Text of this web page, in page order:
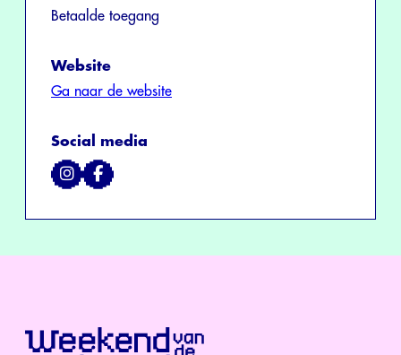
Betaalde toegang
Website
Ga naar de website
Social media